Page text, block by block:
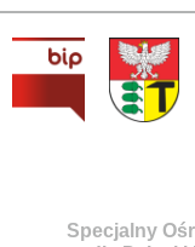
Specjalny